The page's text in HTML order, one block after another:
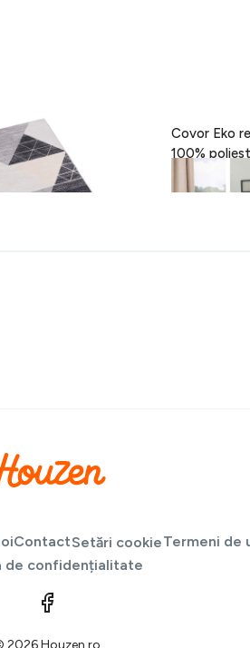
Heinner, 160 x 230 cm,
gri
Covor Eko
418 lei
ContactSetări cookieTermeni de
de confidențialitate